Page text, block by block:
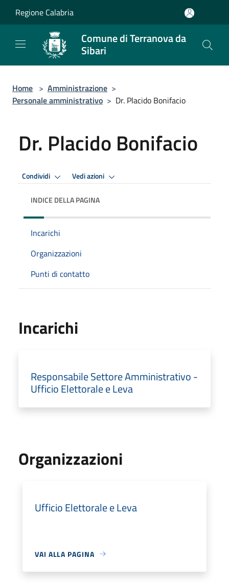
Regione Calabria
Comune di Terranova da
Sibari
Home > Amministrazione >
Personale amministrativo > Dr. Placido Bonifacio
Dr. Placido Bonifacio
Condividi Vedi azioni
INDICE DELLA PAGINA
Incarichi
Organizzazioni
Punti di contatto
Incarichi
Responsabile Settore Amministrativo -
Ufficio Elettorale e Leva
Organizzazioni
Ufficio Elettorale e Leva
VAI ALLA PAGINA